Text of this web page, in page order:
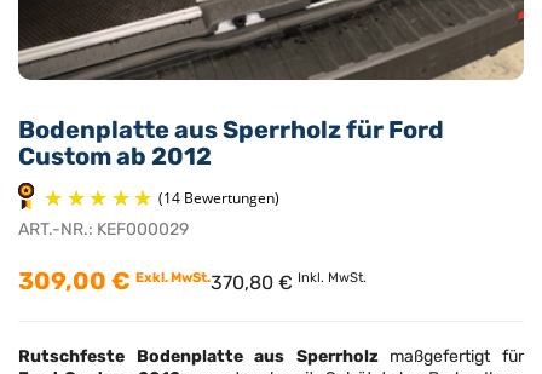
Bodenplatte aus Sperrholz für Ford
Custom ab 2012
ART.-NR.: KEF000029
309,00 € Exkl. MwSt.370,80 € Inkl. MwSt.
Rutschfeste Bodenplatte aus Sperrholzmaßgefertigt für